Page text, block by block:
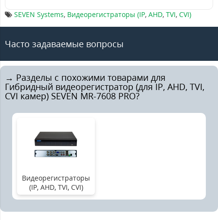
SEVEN Systems, Видеорегистраторы (IP, AHD, TVI, CVI)
Часто задаваемые вопросы
→ Разделы с похожими товарами для
Гибридный видеорегистратор (для IP, AHD, TVI,
CVI камер) SEVEN MR-7608 PRO?
Видеорегистраторы
(IP, AHD, TVI, CVI)